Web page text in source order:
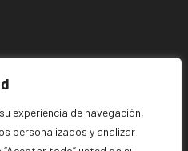
experiencia de navegación,
personalizados y analizar